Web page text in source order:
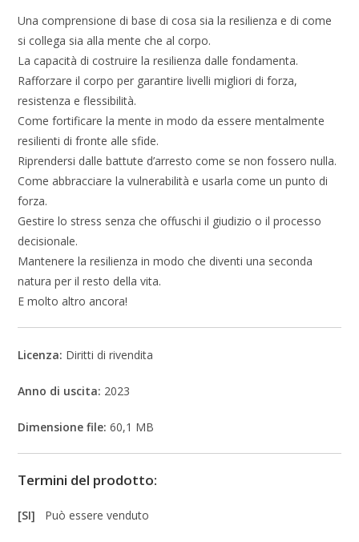
Una comprensione di base di cosa sia la resilienza e di come
si collega sia alla mente che al corpo.
La capacità di costruire la resilienza dalle fondamenta.
Rafforzare il corpo per garantire livelli migliori di forza,
resistenza e flessibilità.
Come fortificare la mente in modo da essere mentalmente
resilienti di fronte alle sfide.
Riprendersi dalle battute d’arresto come se non fossero nulla.
Come abbracciare la vulnerabilità e usarla come un punto di
forza.
Gestire lo stress senza che offuschi il giudizio o il processo
decisionale.
Mantenere la resilienza in modo che diventi una seconda
natura per il resto della vita.
E molto altro ancora!
Licenza: Diritti di rivendita
Anno di uscita: 2023
Dimensione file: 60,1 MB
Termini del prodotto:
[SI] Può essere venduto